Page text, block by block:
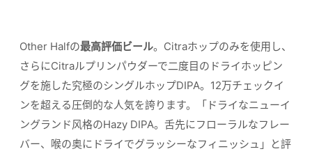
Other Halfの最高評価ビール。Citraホップのみを使用し、
さらにCitraルプリンパウダーで二度目のドライホッピン
グを施した究極のシングルホップDIPA。12万チェックイ
ンを超える圧倒的な人気を誇ります。「ドライなニューイ
ングランド风格のHazy DIPA。舌先にフローラルなフレー
バー、喉の奥にドライでグラッシーなフィニッシュ」と評